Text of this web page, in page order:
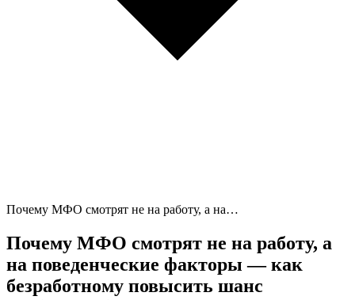
Почему МФО смотрят не на работу, а на…
Почему МФО смотрят не на работу, а
на поведенческие факторы — как
безработному повысить шанс